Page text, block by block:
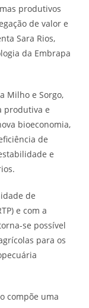
produtivos
de valor e
Sara Rios,
da Embrapa
Milho e Sorgo,
produtiva e
bioeconomia,
de
e
de
e com a
se possível
para os
compõe uma